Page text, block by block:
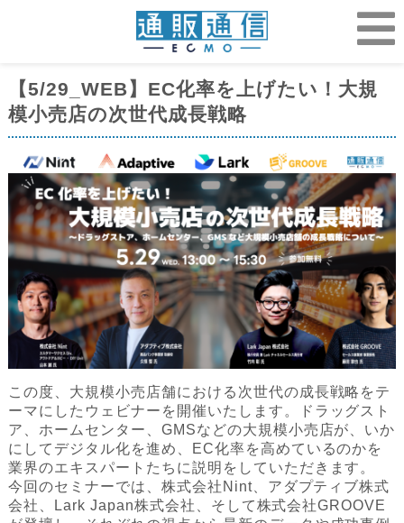
【5/29_WEB】EC化率を上げたい！大規
模小売店の次世代成長戦略
この度、大規模小売店舗における次世代の成長戦略をテ
ーマにしたウェビナーを開催いたします。ドラッグスト
ア、ホームセンター、GMSなどの大規模小売店が、いか
にしてデジタル化を進め、EC化率を高めているのかを
業界のエキスパートたちに説明をしていただきます。
今回のセミナーでは、株式会社Nint、アダプティブ株式
会社、Lark Japan株式会社、そして株式会社GROOVE